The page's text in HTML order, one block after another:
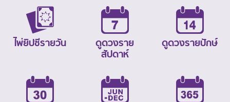
ไพ่ยิปซีรายวัน
ดูดวงราย
สัปดาห์
ดูดวงรายปักษ์